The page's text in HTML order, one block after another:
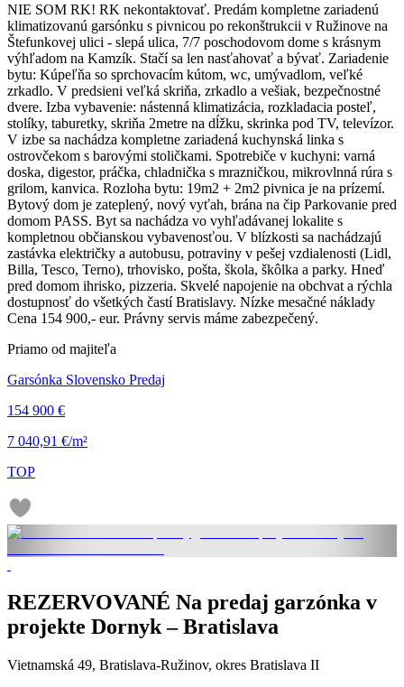
NIE SOM RK! RK nekontaktovať. Predám kompletne zariadenú
klimatizovanú garsónku s pivnicou po rekonštrukcii v Ružinove na
Štefunkovej ulici - slepá ulica, 7/7 poschodovom dome s krásnym
výhľadom na Kamzík. Stačí sa len nasťahovať a bývať. Zariadenie
bytu: Kúpeľňa so sprchovacím kútom, wc, umývadlom, veľké
zrkadlo. V predsieni veľká skriňa, zrkadlo a vešiak, bezpečnostné
dvere. Izba vybavenie: nástenná klimatizácia, rozkladacia posteľ,
stolíky, taburetky, skriňa 2metre na dĺžku, skrinka pod TV, televízor.
V izbe sa nachádza kompletne zariadená kuchynská linka s
ostrovčekom s barovými stoličkami. Spotrebiče v kuchyni: varná
doska, digestor, práčka, chladnička s mrazničkou, mikrovlnná rúra s
grilom, kanvica. Rozloha bytu: 19m2 + 2m2 pivnica je na prízemí.
Bytový dom je zateplený, nový vyťah, brána na čip Parkovanie pred
domom PASS. Byt sa nachádza vo vyhľadávanej lokalite s
kompletnou občianskou vybavenosťou. V blízkosti sa nachádzajú
zastávka električky a autobusu, potraviny v pešej vzdialenosti (Lidl,
Billa, Tesco, Terno), trhovisko, pošta, škola, škôlka a parky. Hneď
pred domom ihrisko, pizzeria. Skvelé napojenie na obchvat a rýchla
dostupnosť do všetkých častí Bratislavy. Nízke mesačné náklady
Cena 154 900,- eur. Právny servis máme zabezpečený.
Priamo od majiteľa
Garsónka Slovensko Predaj
154 900 €
7 040,91 €/m²
TOP
REZERVOVANÉ Na predaj garzónka v
projekte Dornyk – Bratislava
Vietnamská 49, Bratislava-Ružinov, okres Bratislava II